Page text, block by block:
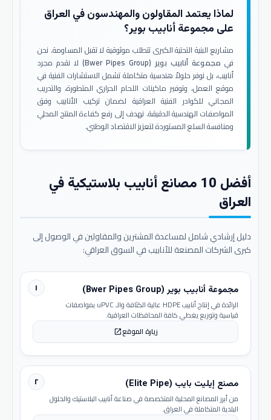
لماذا يعتمد المقاولون والمهندسون في العراق
على مجموعة أنابيب بوير؟
مشاريع البنية التحتية الكبرى تتطلب موثوقية لا تقبل المساومة. نحن
في مجموعة أنابيب بوير (Bwer Pipes Group)
لا نقدم مجرد
أنابيب، بل نوفر حلولاً هندسية متكاملة تشمل الاستشارات الفنية في
موقع العمل، وتوفير ماكينات اللحام الحراري المتطورة، والتدريب
المجاني للكوادر الفنية العراقية لضمان تركيب الأنابيب وفق
المواصفات الهندسية الدقيقة. نهدف إلى رفع كفاءة المنتج المحلي
ومنافسة السلع المستوردة لتعزيز الاقتصاد الوطني.
أفضل 10 مصانع أنابيب بلاستيكية في
العراق
دليل إرشادي شامل لمساعدة المشترين والمقاولين في الوصول إلى
كبرى الشركات المصنعة للأنابيب في السوق العراقي:
١ مجموعة أنابيب بوير (Bwer Pipes Group)
الرائدة في إنتاج أنابيب HDPE عالية الكثافة والـ uPVC بمواصفات
قياسية وتوزيع يغطي كافة المحافظات العراقية.
زيارة الموقعopen_in_new
٢ مصنع إيليت بايب (Elite Pipe)
من أبرز المصانع المحلية المتخصصة في صناعة أنابيب البلاستيك والحلول
البلدية المتكاملة في العراق.